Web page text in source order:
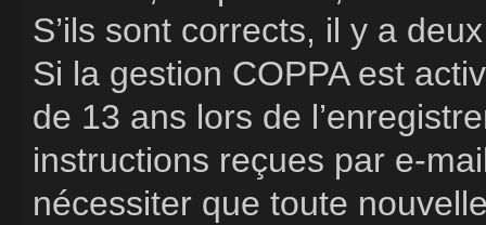
S’ils sont corrects, il y a
Si la gestion COPPA est
de 13 ans lors de
instructions reçues par e-
nécessiter que toute